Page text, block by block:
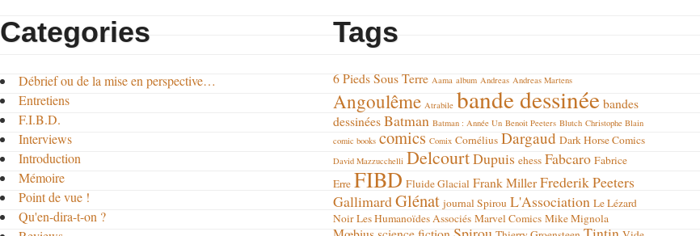
Categories
Débrief ou de la mise en perspective…
Entretiens
F.I.B.D.
Interviews
Introduction
Mémoire
Point de vue !
Qu'en-dira-t-on ?
Tags
6 Pieds Sous Terre Aama album Andreas Andreas Martens
Angoulême Atrabile bande dessinée bandes
dessinées Batman Batman : Année Un Benoit Peeters Blutch Christophe Blain
comic books comics Comix Cornélius Dargaud Dark Horse Comics
David Mazzucchelli DelcourtDupuis ehess Fabcaro Fabrice
Erre FIBD Fluide Glacial Frank MillerFrederik Peeters
GallimardGlénat journal Spirou L'Association Le Lézard
Noir Les Humanoïdes Associés Marvel Comics Mike Mignola